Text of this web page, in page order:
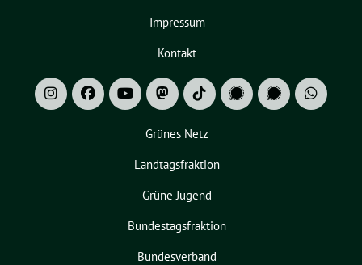
Impressum
Kontakt
Grünes Netz
Landtagsfraktion
Grüne Jugend
Bundestagsfraktion
Bundesverband